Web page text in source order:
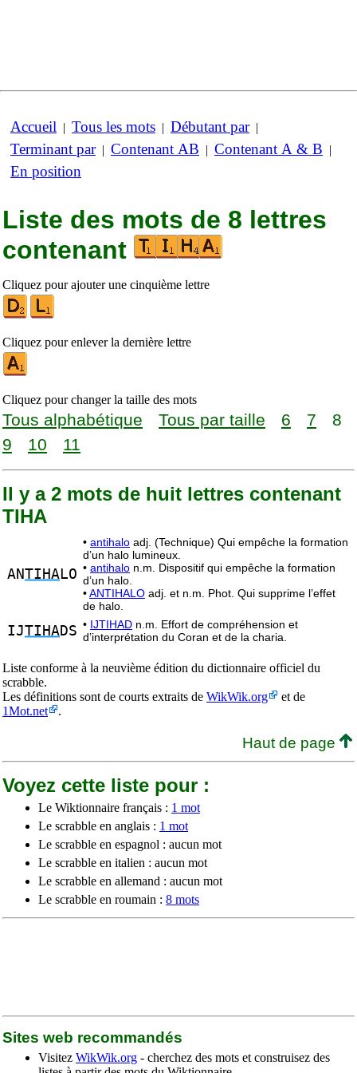
Accueil | Tous les mots | Débutant par|
Terminant par| Contenant AB | Contenant A & B |
En position
Liste des mots de 8 lettres
contenant
Cliquez pour ajouter une cinquième lettre
Cliquez pour enlever la dernière lettre
Cliquez pour changer la taille des mots
Tous alphabétique Tous par taille 6 7
8
9
10 11
Il y a 2 mots de huit lettres contenant
TIHA
ANTIHALO
• antihalo adj. (Technique) Qui empêche la formation
d’un halo lumineux.
• antihalo n.m. Dispositif qui empêche la formation
d’un halo.
•ANTIHALO adj. et n.m. Phot. Qui supprime l’effet
de halo.
IJTIHADS • IJTIHAD n.m. Effort de compréhension et
d’interprétation du Coran et de la charia.
Liste conforme à la neuvième édition du dictionnaire officiel du
scrabble.
Les définitions sont de courts extraits de WikWik.org
et de
1Mot.net
.
Haut de page
Voyez cette liste pour :
Le Wiktionnaire français : 1 mot
Le scrabble en anglais : 1 mot
Le scrabble en espagnol : aucun mot
Le scrabble en italien : aucun mot
Le scrabble en allemand : aucun mot
Le scrabble en roumain : 8 mots
Sites web recommandés
Visitez WikWik.org - cherchez des mots et construisez des